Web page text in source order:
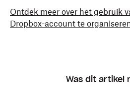
Ontdek meer over het gebruik
Dropbox-account te
Was dit artikel